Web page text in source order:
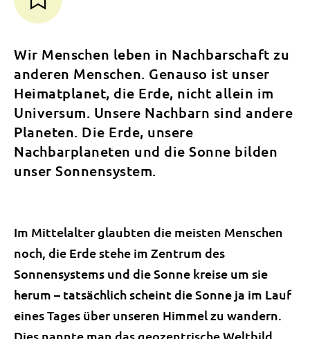
Wir Menschen leben in Nachbarschaft zu
anderen Menschen. Genauso ist unser
Heimatplanet, die Erde, nicht allein im
Universum. Unsere Nachbarn sind andere
Planeten. Die Erde, unsere
Nachbarplaneten und die Sonne bilden
unser Sonnensystem.
Im Mittelalter glaubten die meisten Menschen
noch, die Erde stehe im Zentrum des
Sonnensystems und die Sonne kreise um sie
herum – tatsächlich scheint die Sonne ja im Lauf
eines Tages über unseren Himmel zu wandern.